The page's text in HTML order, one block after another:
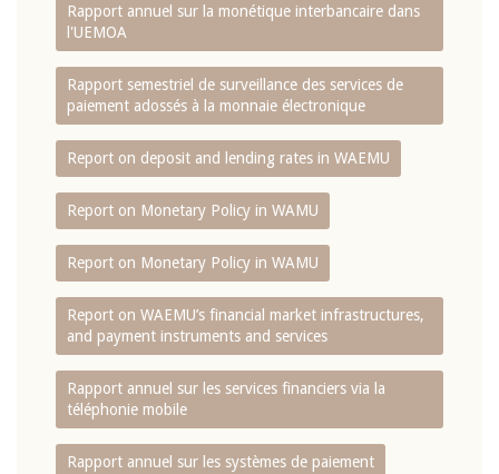
Rapport annuel sur la monétique interbancaire dans
l'UEMOA
Rapport semestriel de surveillance des services de
paiement adossés à la monnaie électronique
Report on deposit and lending rates in WAEMU
Report on Monetary Policy in WAMU
Report on Monetary Policy in WAMU
Report on WAEMU’s financial market infrastructures,
and payment instruments and services
Rapport annuel sur les services financiers via la
téléphonie mobile
Rapport annuel sur les systèmes de paiement